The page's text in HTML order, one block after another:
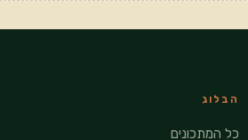
הבלוג
כל המתכונים